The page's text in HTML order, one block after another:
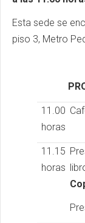
Esta sede se
piso 3, Metro
11.00
horas
11.15
horas